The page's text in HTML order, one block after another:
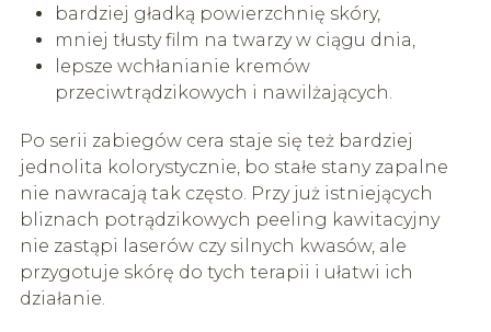
bardziej gładką powierzchnię skóry,
mniej tłusty film na twarzy w ciągu dnia,
lepsze wchłanianie kremów
przeciwtrądzikowych i nawilżających.
Po serii zabiegów cera staje się też bardziej
jednolita kolorystycznie, bo stałe stany zapalne
nie nawracają tak często. Przy już istniejących
bliznach potrądzikowych peeling kawitacyjny
nie zastąpi laserów czy silnych kwasów, ale
przygotuje skórę do tych terapii i ułatwi ich
działanie.